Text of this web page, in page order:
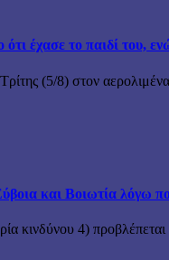
έχασε το παιδί του,
(5/8) στον
και Βοιωτία λόγω
κινδύνου 4)